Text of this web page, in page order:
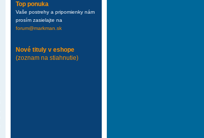
Top ponuka
Vaše postrehy a pripomienky nám
prosím zasielajte na
forum@markman.sk
Nové tituly v eshope
(zoznam na stiahnutie)